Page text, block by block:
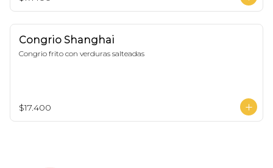
Congrio Shanghai
Congrio frito con verduras salteadas
$17.400